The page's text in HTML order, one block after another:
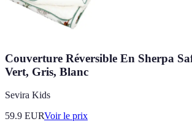
Couverture Réversible En Sherpa
Vert, Gris, Blanc
Sevira Kids
59.9 EURVoir le prix